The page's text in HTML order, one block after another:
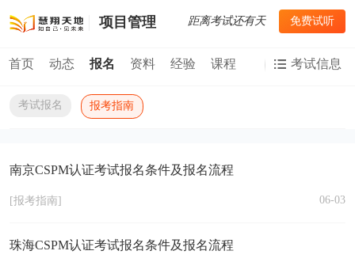
项目管理 免费试听
距离考试还有天
首页 动态 报名 资料 经验 课程 考试信息
考试报名 报考指南
南京CSPM认证考试报名条件及报名流程
[报考指南] 06-03
珠海CSPM认证考试报名条件及报名流程